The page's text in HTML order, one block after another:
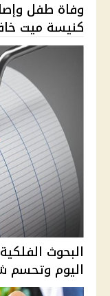
كنيسة ميت
البحوث
اليوم وتحسم